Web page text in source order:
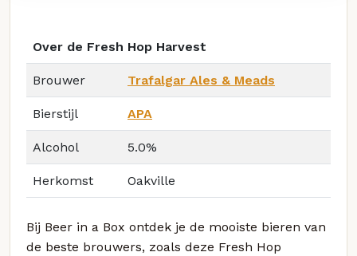
Over de Fresh Hop Harvest
Brouwer Trafalgar Ales & Meads
Bierstijl APA
Alcohol 5.0%
Herkomst Oakville
Bij Beer in a Box ontdek je de mooiste bieren van
de beste brouwers, zoals deze Fresh Hop